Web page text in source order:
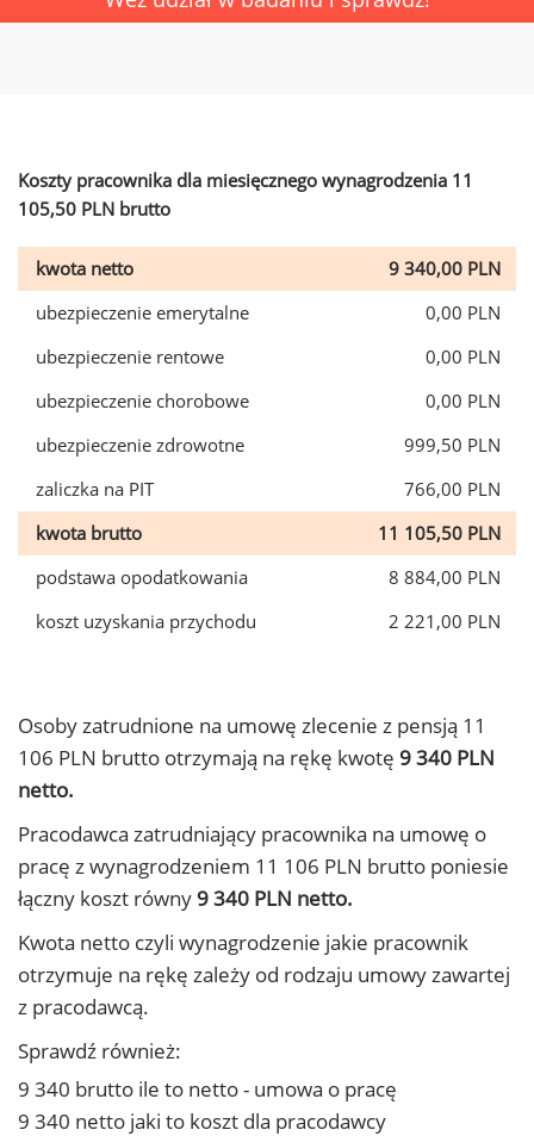
Koszty pracownika dla miesięcznego wynagrodzenia 11
105,50 PLN brutto
kwota netto
9 340,00 PLN
ubezpieczenie emerytalne
0,00 PLN
ubezpieczenie rentowe
0,00 PLN
ubezpieczenie chorobowe
0,00 PLN
ubezpieczenie zdrowotne
999,50 PLN
zaliczka na PIT
766,00 PLN
kwota brutto
11 105,50 PLN
podstawa opodatkowania
8 884,00 PLN
koszt uzyskania przychodu
2 221,00 PLN
Osoby zatrudnione na umowę zlecenie z pensją 11
106 PLN brutto otrzymają na rękę kwotę 9 340 PLN
netto.
Pracodawca zatrudniający pracownika na umowę o
pracę z wynagrodzeniem 11 106 PLN brutto poniesie
łączny koszt równy 9 340 PLN netto.
Kwota netto czyli wynagrodzenie jakie pracownik
otrzymuje na rękę zależy od rodzaju umowy zawartej
z pracodawcą.
Sprawdź również:
9 340 brutto ile to netto - umowa o pracę
9 340 netto jaki to koszt dla pracodawcy